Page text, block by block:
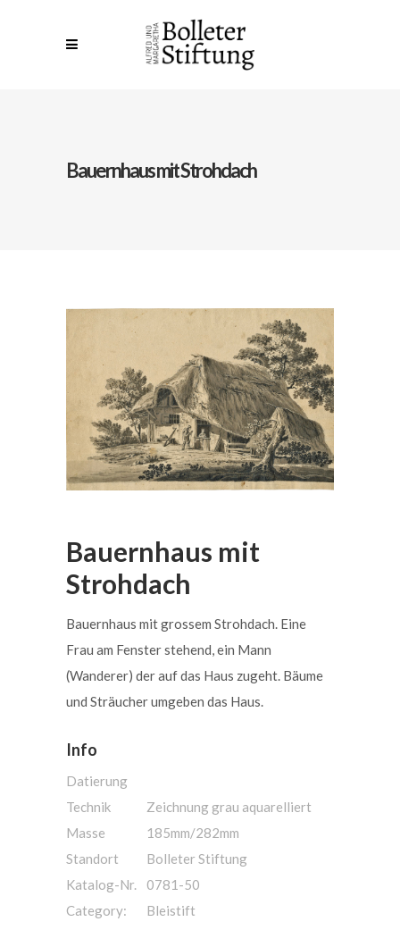
Bauernhaus mit Strohdach
Bauernhaus mit
Strohdach
Bauernhaus mit grossem Strohdach. Eine
Frau am Fenster stehend, ein Mann
(Wanderer) der auf das Haus zugeht. Bäume
und Sträucher umgeben das Haus.
Info
Datierung
Technik
Zeichnung grau aquarelliert
Masse
185mm/282mm
Standort
Bolleter Stiftung
Katalog-Nr.
0781-50
Category:
Bleistift